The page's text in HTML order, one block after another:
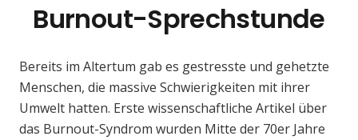
Burnout-Sprechstunde
Bereits im Altertum gab es gestresste und gehetzte
Menschen, die massive Schwierigkeiten mit ihrer
Umwelt hatten. Erste wissenschaftliche Artikel über
das Burnout-Syndrom wurden Mitte der 70er Jahre